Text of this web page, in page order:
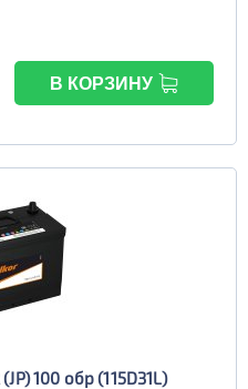
В КОРЗИНУ
100 обр (115D31L)